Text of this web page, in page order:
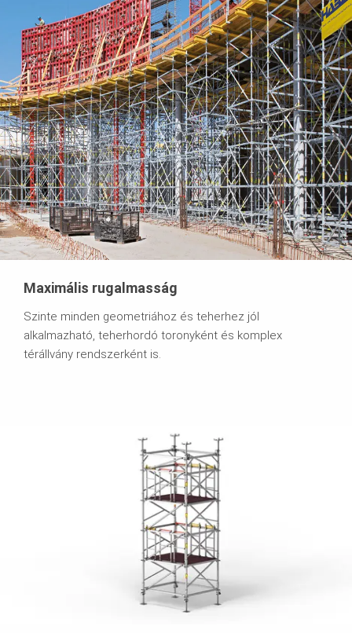
Maximális rugalmasság
Szinte minden geometriához és teherhez jól
alkalmazható, teherhordó toronyként és komplex
térállvány rendszerként is.